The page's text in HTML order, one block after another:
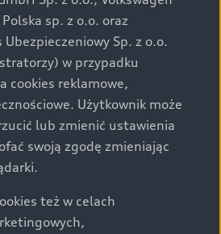
ceny, wyposażenia i
w umowie sprzedaży, a
technicznych zawiera
typu pojazdu. Zastrzegamy
i pomyłek. Wszelkie informacje
są aktualne na dzień ich
uzyskania najnowszych
się z Partnerem Marki
obecnie samochody marki Audi
spełniających pod
sp. z o.o. oraz
Ubezpieczeniowy Sp. z o.o.
w przypadku
cookies reklamowe,
Użytkownik może
lub zmienić ustawienia
swoją zgodę zmieniając
też w celach